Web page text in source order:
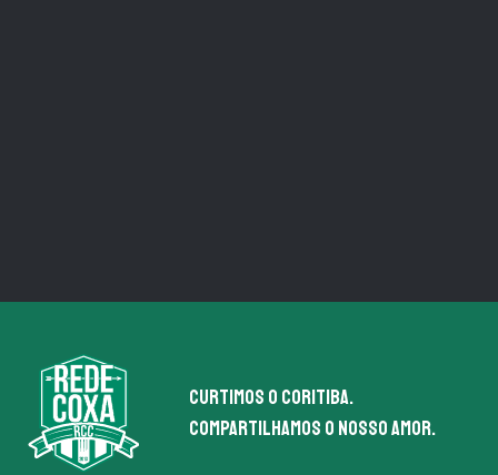
Curtimos o coritiba.
Compartilhamos o nosso amor.